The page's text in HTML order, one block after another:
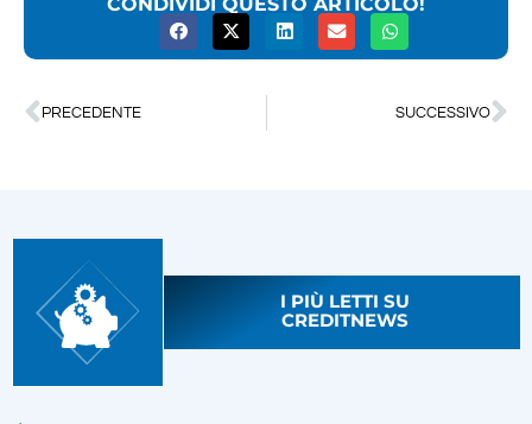
CONDIVIDI QUESTO ARTICOLO!
PRECEDENTE SUCCESSIVO
I PIÙ LETTI SU
CREDITNEWS